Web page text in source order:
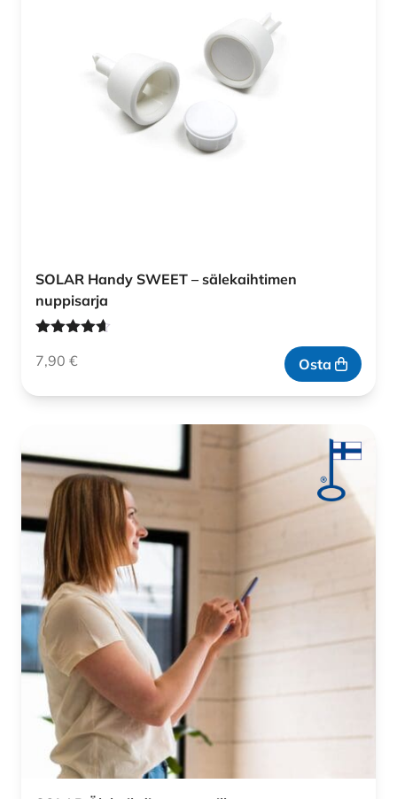
SOLAR Handy SWEET – sälekaihtimen
nuppisarja
tuotteesta:
7,90 € Osta